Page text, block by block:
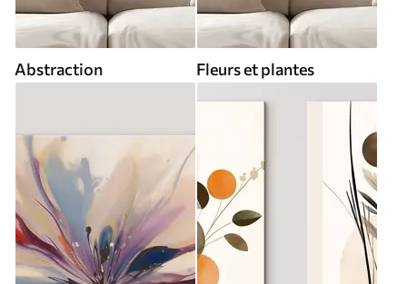
Abstraction Fleurs et plantes